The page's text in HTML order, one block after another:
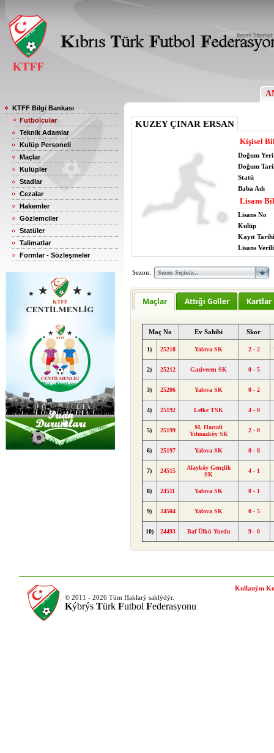
KTFF Bilgi Bankası
Futbolcular
Teknik Adamlar
Kulüp Personeli
Maçlar
Kulüpler
Stadlar
Cezalar
Hakemler
Gözlemciler
Statüler
Talimatlar
Formlar - Sözleşmeler
KUZEY ÇINAR ERSAN
Kişisel
Doğum Yeri
Doğum
Statü
Baba Adı
Lisans
Lisans No
Kulüp
Kayıt Tarihi
Lisans
Sezon:
Maçlar Attığı Goller Kartlar
Maç No Ev Sahibi Skor
1) 25218 Yalova SK 2 - 2
2) 25212 Gaziveren SK 0 - 5
3) 25206 Yalova SK 0 - 2
4) 25192 Lefke TSK 4 - 0
5) 25199
M. Hacıali
Yılmazköy SK
2 - 0
6) 25197 Yalova SK 0 - 8
7) 24515
Alayköy Gençlik
SK
4 - 1
8) 24511 Yalova SK 0 - 1
9) 24504 Yalova SK 0 - 5
10) 24493 Baf Ülkü Yurdu 9 - 0
© 2011 - 2026 Tüm Haklarý saklýdýr.
Kýbrýs Türk Futbol Federasyonu
Kullaným